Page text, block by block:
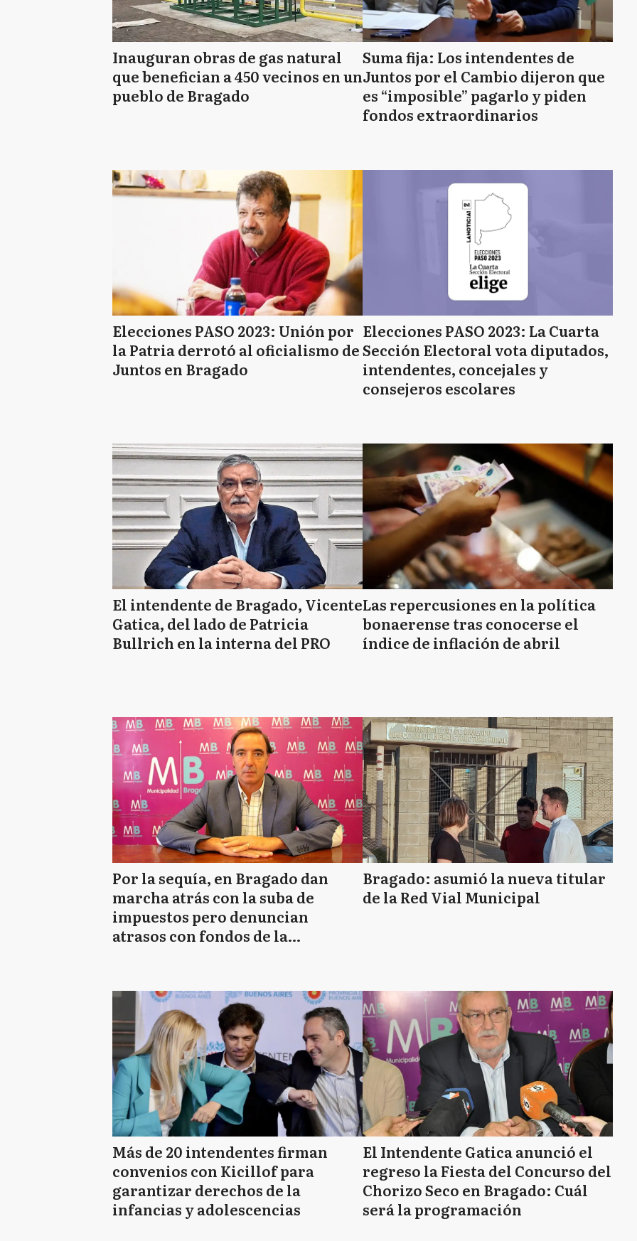
Inauguran obras de gas natural
que benefician a 450 vecinos en un
pueblo de Bragado
Suma fija: Los intendentes de
Juntos por el Cambio dijeron que
es “imposible” pagarlo y piden
fondos extraordinarios
Elecciones PASO 2023: Unión por
la Patria derrotó al oficialismo de
Juntos en Bragado
Elecciones PASO 2023: La Cuarta
Sección Electoral vota diputados,
intendentes, concejales y
consejeros escolares
El intendente de Bragado, Vicente
Gatica, del lado de Patricia
Bullrich en la interna del PRO
Las repercusiones en la política
bonaerense tras conocerse el
índice de inflación de abril
Por la sequía, en Bragado dan
marcha atrás con la suba de
impuestos pero denuncian
atrasos con fondos de la
Bragado: asumió la nueva titular
de la Red Vial Municipal
Más de 20 intendentes firman
convenios con Kicillof para
garantizar derechos de la
infancias y adolescencias
El Intendente Gatica anunció el
regreso la Fiesta del Concurso del
Chorizo Seco en Bragado: Cuál
será la programación